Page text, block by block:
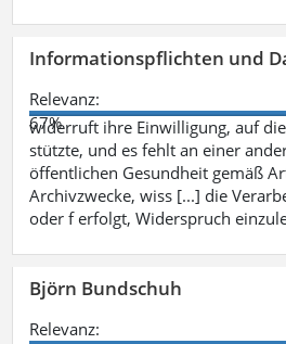
Informationspflichten und
Relevanz:
67%
widerruft ihre Einwilligung, auf
stützte, und es fehlt an einer
öffentlichen Gesundheit gemäß
Archivzwecke, wiss [...] die
oder f erfolgt, Widerspruch
Björn Bundschuh
Relevanz: